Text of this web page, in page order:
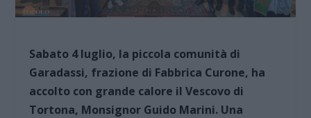
Sabato 4 luglio, la piccola comunità di
Garadassi, frazione di Fabbrica Curone, ha
accolto con grande calore il Vescovo di
Tortona, Monsignor Guido Marini. Una